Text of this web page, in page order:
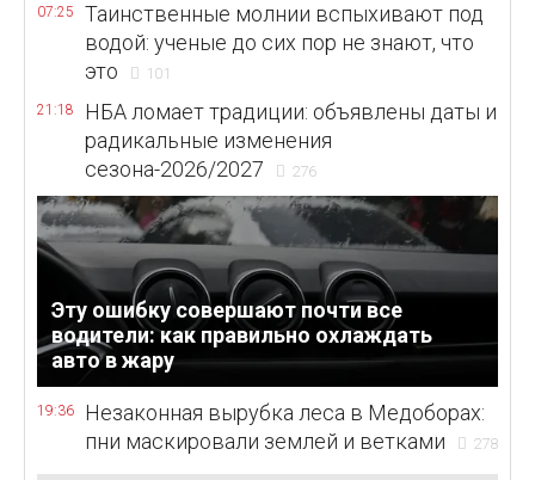
07:25
Таинственные молнии вспыхивают под
водой: ученые до сих пор не знают, что
это
101
21:18
НБА ломает традиции: объявлены даты и
радикальные изменения
сезона-2026/2027
276
Эту ошибку совершают почти все
водители: как правильно охлаждать
авто в жару
19:36
Незаконная вырубка леса в Медоборах:
пни маскировали землей и ветками
278